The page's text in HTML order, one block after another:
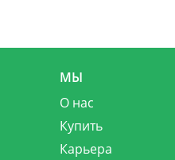
МЫ
О нас
Купить
Карьера